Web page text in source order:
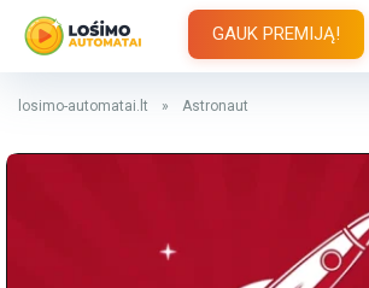
GAUK PREMIJĄ!
losimo-automatai.lt » Astronaut